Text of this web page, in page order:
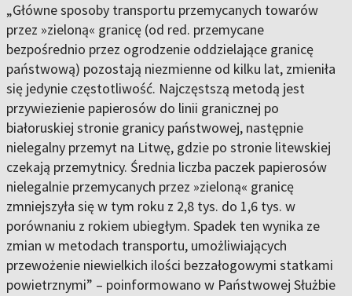
„Główne sposoby transportu przemycanych towarów
przez »zieloną« granicę (od red. przemycane
bezpośrednio przez ogrodzenie oddzielające granicę
państwową) pozostają niezmienne od kilku lat, zmieniła
się jedynie częstotliwość. Najczęstszą metodą jest
przywiezienie papierosów do linii granicznej po
białoruskiej stronie granicy państwowej, następnie
nielegalny przemyt na Litwę, gdzie po stronie litewskiej
czekają przemytnicy. Średnia liczba paczek papierosów
nielegalnie przemycanych przez »zieloną« granicę
zmniejszyła się w tym roku z 2,8 tys. do 1,6 tys. w
porównaniu z rokiem ubiegłym. Spadek ten wynika ze
zmian w metodach transportu, umożliwiających
przewożenie niewielkich ilości bezzałogowymi statkami
powietrznymi” – poinformowano w Państwowej Służbie